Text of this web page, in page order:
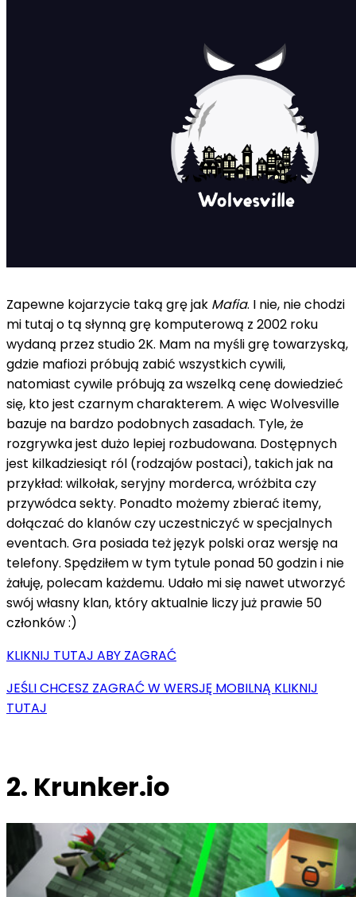
Zapewne kojarzycie taką grę jak Mafia. I nie, nie chodzi
mi tutaj o tą słynną grę komputerową z 2002 roku
wydaną przez studio 2K. Mam na myśli grę towarzyską,
gdzie mafiozi próbują zabić wszystkich cywili,
natomiast cywile próbują za wszelką cenę dowiedzieć
się, kto jest czarnym charakterem. A więc Wolvesville
bazuje na bardzo podobnych zasadach. Tyle, że
rozgrywka jest dużo lepiej rozbudowana. Dostępnych
jest kilkadziesiąt ról (rodzajów postaci), takich jak na
przykład: wilkołak, seryjny morderca, wróżbita czy
przywódca sekty. Ponadto możemy zbierać itemy,
dołączać do klanów czy uczestniczyć w specjalnych
eventach. Gra posiada też język polski oraz wersję na
telefony. Spędziłem w tym tytule ponad 50 godzin i nie
żałuję, polecam każdemu. Udało mi się nawet utworzyć
swój własny klan, który aktualnie liczy już prawie 50
członków :)
KLIKNIJ TUTAJ ABY ZAGRAĆ
JEŚLI CHCESZ ZAGRAĆ W WERSJĘ MOBILNĄ KLIKNIJ
TUTAJ
2. Krunker.io